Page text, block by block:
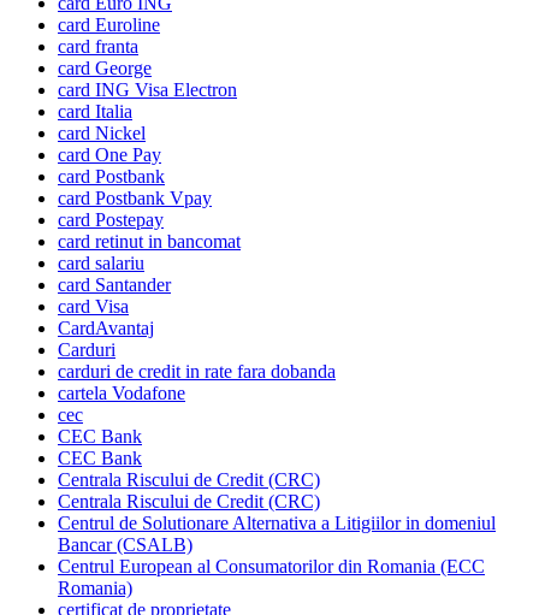
card Euroline
card franta
card George
card ING Visa Electron
card Italia
card Nickel
card One Pay
card Postbank
card Postbank Vpay
card Postepay
card retinut in bancomat
card salariu
card Santander
card Visa
CardAvantaj
Carduri
carduri de credit in rate fara dobanda
cartela Vodafone
cec
CEC Bank
CEC Bank
Centrala Riscului de Credit (CRC)
Centrala Riscului de Credit (CRC)
Centrul de Solutionare Alternativa a Litigiilor in domeniul
Bancar (CSALB)
Centrul European al Consumatorilor din Romania (ECC
Romania)
certificat de proprietate